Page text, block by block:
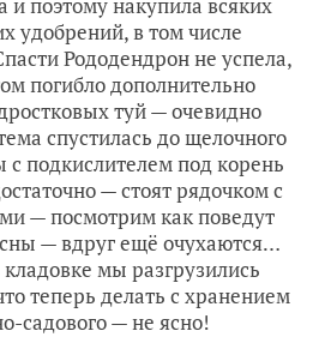
удобрений, в том числе
Рододендрон не успела,
погибло дополнительно
туй — очевидно
спустилась до щелочного
подкислителем под корень
— стоят рядочком с
— посмотрим как поведут
— вдруг ещё очухаются…
мы разгрузились
теперь делать с хранением
садового — не ясно!